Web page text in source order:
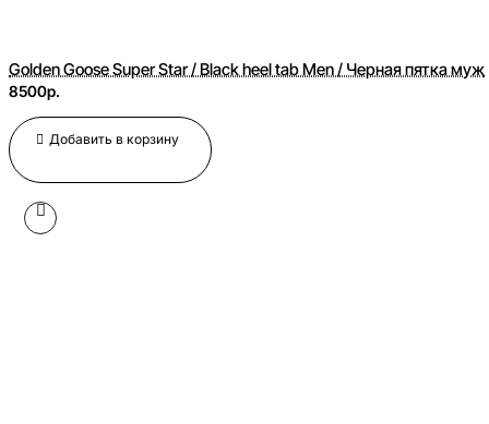
Golden Goose Super Star / Black heel tab Men / Черная пятка муж
8500р.
Добавить в корзину